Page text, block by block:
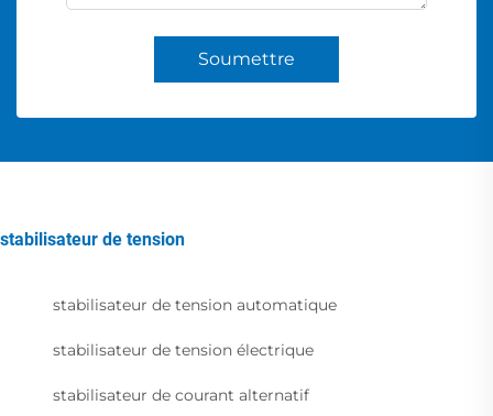
Soumettre
stabilisateur de tension
stabilisateur de tension automatique
stabilisateur de tension électrique
stabilisateur de courant alternatif